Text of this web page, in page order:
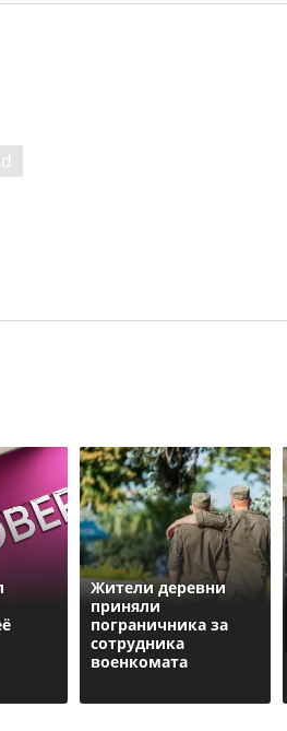
Жители деревни
приняли
пограничника за
сотрудника
военкомата